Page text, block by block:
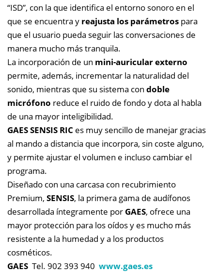
“ISD”, con la que identifica el entorno sonoro en el
que se encuentra y reajusta los parámetros para
que el usuario pueda seguir las conversaciones de
manera mucho más tranquila.
La incorporación de un mini-auricular externo
permite, además, incrementar la naturalidad del
sonido, mientras que su sistema con doble
micrófono reduce el ruido de fondo y dota al habla
de una mayor inteligibilidad.
GAES SENSIS RIC es muy sencillo de manejar gracias
al mando a distancia que incorpora, sin coste alguno,
y permite ajustar el volumen e incluso cambiar el
programa.
Diseñado con una carcasa con recubrimiento
Premium, SENSIS, la primera gama de audífonos
desarrollada íntegramente por GAES, ofrece una
mayor protección para los oídos y es mucho más
resistente a la humedad y a los productos
cosméticos.
GAES Tel. 902 393 940 www.gaes.es